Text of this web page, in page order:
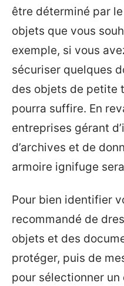
être déterminé par
objets que vous
exemple, si vous
sécuriser quelques
des objets de petite
pourra suffire. En
entreprises gérant
d’archives et de
armoire ignifuge
Pour bien identifier
recommandé de
objets et des
protéger, puis de
pour sélectionner